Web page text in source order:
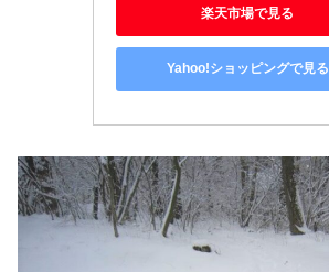
楽天市場で見る
Yahoo!ショッピングで見る